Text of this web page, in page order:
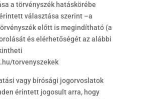
a törvényszék hatáskörébe
választása szerint –a
előtt is megindítható (a
és elérhetőségét az alábbi
torvenyszekek
vagy bírósági jogorvoslatok
érintett jogosult arra, hogy